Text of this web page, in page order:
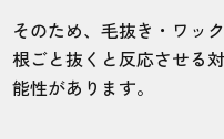
そのため、毛抜き・ワッ
根ごと抜くと反応させる
能性があります。